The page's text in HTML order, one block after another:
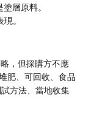
層原料。
。
，但採購方不應
肥、可回收、食品
方法、當地收集